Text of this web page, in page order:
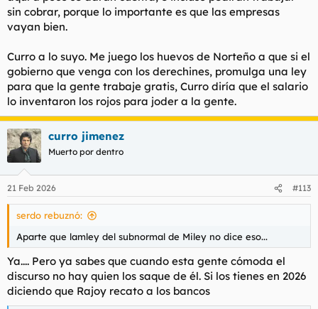
sin cobrar, porque lo importante es que las empresas
vayan bien.
Curro a lo suyo. Me juego los huevos de Norteño a que si el
gobierno que venga con los derechines, promulga una ley
para que la gente trabaje gratis, Curro diría que el salario
lo inventaron los rojos para joder a la gente.
curro jimenez
Muerto por dentro
21 Feb 2026 #113
serdo rebuznó:
Aparte que lamley del subnormal de Miley no dice eso...
Ya.... Pero ya sabes que cuando esta gente cómoda el
discurso no hay quien los saque de él. Si los tienes en 2026
diciendo que Rajoy recato a los bancos